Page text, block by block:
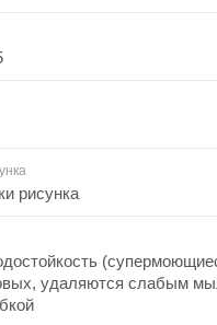
рисунка
удаляются слабым